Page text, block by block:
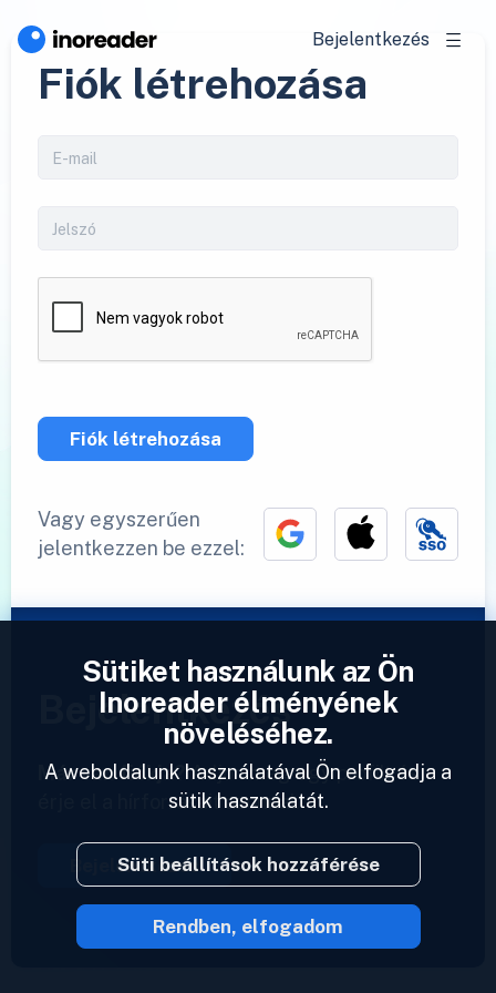
Bejelentkezés
Fiók létrehozása
Fiók létrehozása
Vagy egyszerűen
jelentkezzen be ezzel:
Bejelentkezés
Már van fiókja? Adjon meg egy profilt és
érje el a hírforrásait azonnal.
Bejelentkezés
2023 © Inoreader
Sütiket használunk az Ön
Inoreader élményének
növeléséhez.
A weboldalunk használatával Ön elfogadja a
sütik használatát.
Süti beállítások hozzáférése
Rendben, elfogadom